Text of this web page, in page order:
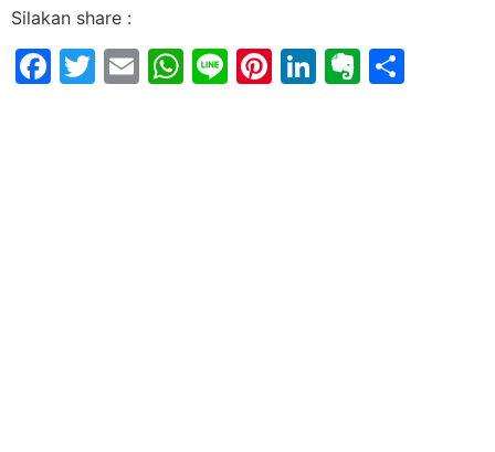
Silakan share :
Facebook
Twitter
EmailWhatsApp
LinePinterest
LinkedIn